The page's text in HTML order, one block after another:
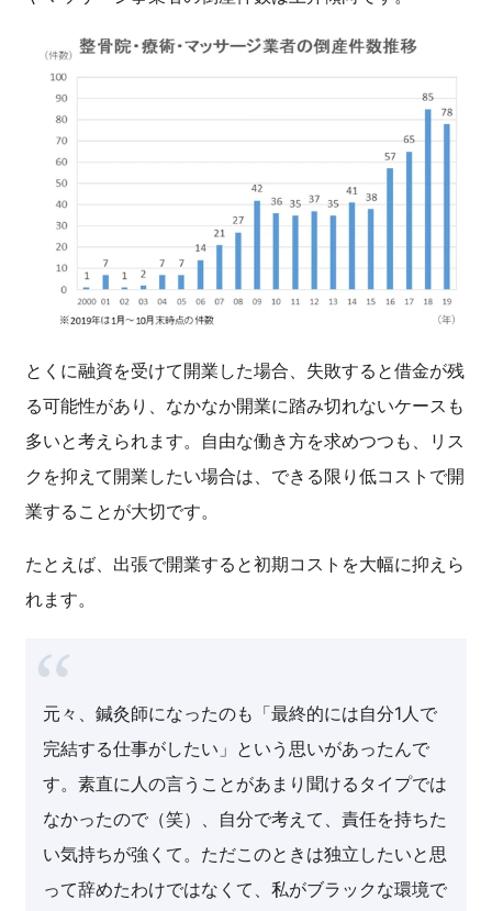
とくに融資を受けて開業した場合、失敗すると借金が残
る可能性があり、なかなか開業に踏み切れないケースも
多いと考えられます。自由な働き方を求めつつも、リス
クを抑えて開業したい場合は、できる限り低コストで開
業することが大切です。
たとえば、出張で開業すると初期コストを大幅に抑えら
れます。
元々、鍼灸師になったのも「最終的には自分1人で
完結する仕事がしたい」という思いがあったんで
す。素直に人の言うことがあまり聞けるタイプでは
なかったので（笑）、自分で考えて、責任を持ちた
い気持ちが強くて。ただこのときは独立したいと思
って辞めたわけではなくて、私がブラックな環境で